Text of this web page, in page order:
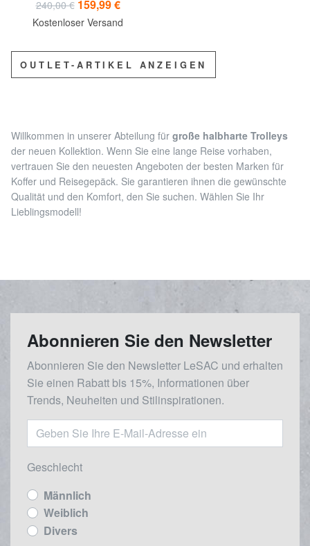
240,00 € 159,99 €
Kostenloser Versand
OUTLET-ARTIKEL ANZEIGEN
Willkommen in unserer Abteilung für große halbharte Trolleys
der neuen Kollektion. Wenn Sie eine lange Reise vorhaben,
vertrauen Sie den neuesten Angeboten der besten Marken für
Koffer und Reisegepäck. Sie garantieren ihnen die gewünschte
Qualität und den Komfort, den Sie suchen. Wählen Sie Ihr
Lieblingsmodell!
Abonnieren Sie den Newsletter
Abonnieren Sie den Newsletter LeSAC und erhalten
Sie einen Rabatt bis 15%, Informationen über
Trends, Neuheiten und Stilinspirationen.
Geschlecht
Männlich
Weiblich
Divers